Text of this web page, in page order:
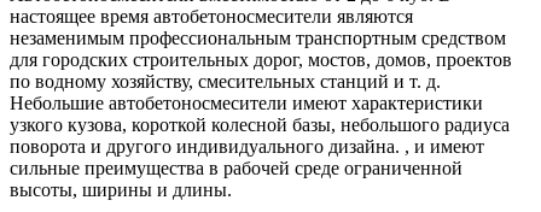
настоящее время автобетоносмесители являются
незаменимым профессиональным транспортным средством
для городских строительных дорог, мостов, домов, проектов
по водному хозяйству, смесительных станций и т. д.
Небольшие автобетоносмесители имеют характеристики
узкого кузова, короткой колесной базы, небольшого радиуса
поворота и другого индивидуального дизайна. , и имеют
сильные преимущества в рабочей среде ограниченной
высоты, ширины и длины.